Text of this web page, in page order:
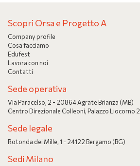
Scopri Orsa e Progetto A
Company profile
Cosa facciamo
Edufest
Lavora con noi
Contatti
Sede operativa
Via Paracelso, 2 - 20864 Agrate Brianza (MB)
Centro Direzionale Colleoni, Palazzo Liocorno 2
Sede legale
Rotonda dei Mille, 1 - 24122 Bergamo (BG)
Sedi Milano